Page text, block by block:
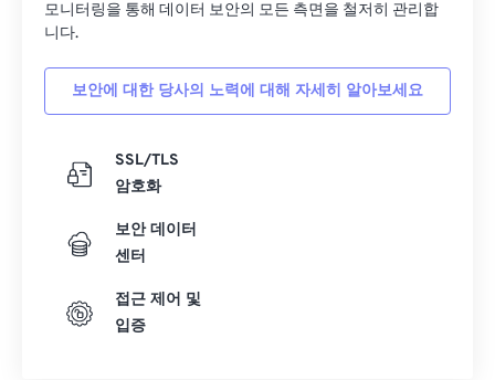
모니터링을 통해 데이터 보안의 모든 측면을 철저히 관리합
니다.
보안에 대한 당사의 노력에 대해 자세히 알아보세요
SSL/TLS
암호화
보안 데이터
센터
접근 제어 및
입증